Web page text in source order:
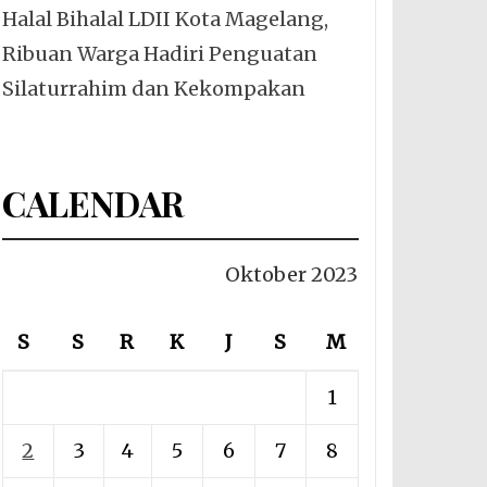
Halal Bihalal LDII Kota Magelang,
Ribuan Warga Hadiri Penguatan
Silaturrahim dan Kekompakan
CALENDAR
Oktober 2023
S S R K J S M
1
2 3 4 5 6 7 8